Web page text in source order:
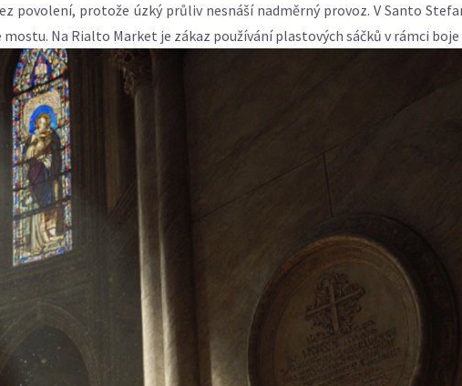
povolení, protože úzký průliv nesnáší nadměrný provoz. V Santo
mostu. Na Rialto Market je zákaz používání plastových sáčků v rámci